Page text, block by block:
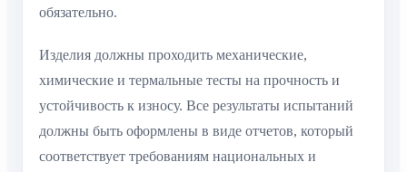
обязательно.
Изделия должны проходить механические,
химические и термальные тесты на прочность и
устойчивость к износу. Все результаты испытаний
должны быть оформлены в виде отчетов, который
соответствует требованиям национальных и